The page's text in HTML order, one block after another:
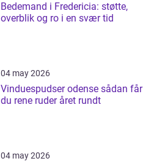
Bedemand i Fredericia: støtte,
overblik og ro i en svær tid
04 may 2026
Vinduespudser odense sådan får
du rene ruder året rundt
04 may 2026